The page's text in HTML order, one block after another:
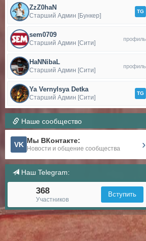
ZzZ0haN
Старший Админ [Бункер]
TG
sem0709
Старший Админ [Сити]
профиль
HaNNibaL
Старший Админ [Сити]
профиль
Ya Vernylsya Detka
Старший Админ [Сити]
TG
Наше сообщество
VK Мы ВКонтакте:
Новости и общение сообщества ›
Наш Telegram:
368
Участников
Вступить